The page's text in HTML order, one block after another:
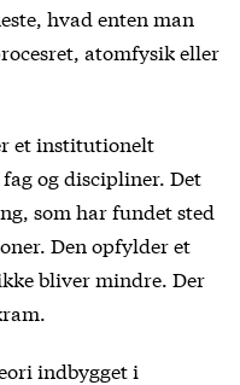
hvad enten man
atomfysik eller
et institutionelt
og discipliner. Det
som har fundet sted
Den opfylder et
bliver mindre. Der
indbygget i